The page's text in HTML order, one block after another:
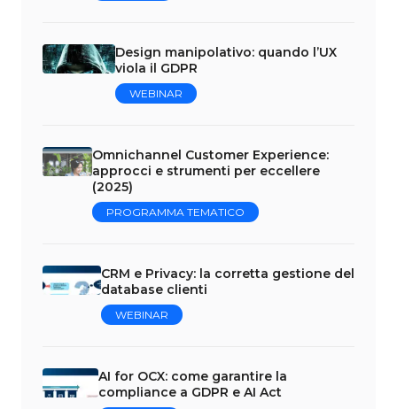
Design manipolativo: quando l’UX
viola il GDPR
WEBINAR
Omnichannel Customer Experience:
approcci e strumenti per eccellere
(2025)
PROGRAMMA TEMATICO
CRM e Privacy: la corretta gestione del
database clienti
WEBINAR
AI for OCX: come garantire la
compliance a GDPR e AI Act